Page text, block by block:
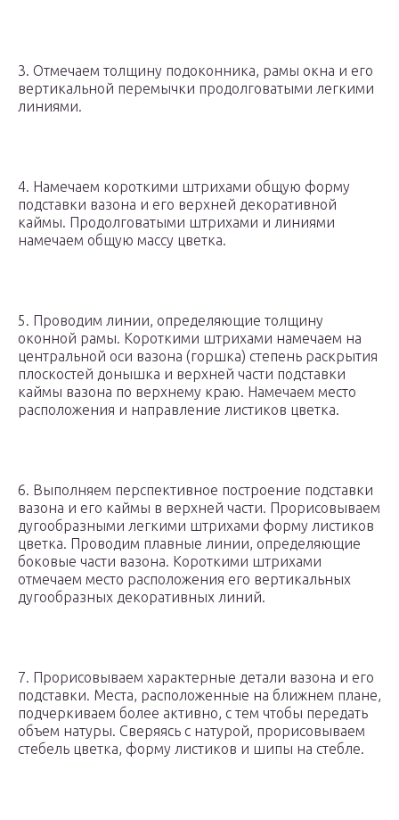
3. Отмечаем толщину подоконника, рамы окна и его
вертикальной перемычки продолговатыми легкими
линиями.
4. Намечаем короткими штрихами общую форму
подставки вазона и его верхней декоративной
каймы. Продолговатыми штрихами и линиями
намечаем общую массу цветка.
5. Проводим линии, определяющие толщину
оконной рамы. Короткими штрихами намечаем на
центральной оси вазона (горшка) степень раскрытия
плоскостей донышка и верхней части подставки
каймы вазона по верхнему краю. Намечаем место
расположения и направление листиков цветка.
6. Выполняем перспективное построение подставки
вазона и его каймы в верхней части. Прорисовываем
дугообразными легкими штрихами форму листиков
цветка. Проводим плавные линии, определяющие
боковые части вазона. Короткими штрихами
отмечаем место расположения его вертикальных
дугообразных декоративных линий.
7. Прорисовываем характерные детали вазона и его
подставки. Места, расположенные на ближнем плане,
подчеркиваем более активно, с тем чтобы передать
объем натуры. Сверяясь с натурой, прорисовываем
стебель цветка, форму листиков и шипы на стебле.